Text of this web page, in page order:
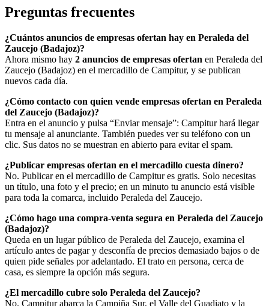
Preguntas frecuentes
¿Cuántos anuncios de empresas ofertan hay en Peraleda del
Zaucejo (Badajoz)?
Ahora mismo hay 2 anuncios de empresas ofertan en Peraleda del
Zaucejo (Badajoz) en el mercadillo de Campitur, y se publican
nuevos cada día.
¿Cómo contacto con quien vende empresas ofertan en Peraleda
del Zaucejo (Badajoz)?
Entra en el anuncio y pulsa “Enviar mensaje”: Campitur hará llegar
tu mensaje al anunciante. También puedes ver su teléfono con un
clic. Sus datos no se muestran en abierto para evitar el spam.
¿Publicar empresas ofertan en el mercadillo cuesta dinero?
No. Publicar en el mercadillo de Campitur es gratis. Solo necesitas
un título, una foto y el precio; en un minuto tu anuncio está visible
para toda la comarca, incluido Peraleda del Zaucejo.
¿Cómo hago una compra-venta segura en Peraleda del Zaucejo
(Badajoz)?
Queda en un lugar público de Peraleda del Zaucejo, examina el
artículo antes de pagar y desconfía de precios demasiado bajos o de
quien pide señales por adelantado. El trato en persona, cerca de
casa, es siempre la opción más segura.
¿El mercadillo cubre solo Peraleda del Zaucejo?
No. Campitur abarca la Campiña Sur, el Valle del Guadiato y la